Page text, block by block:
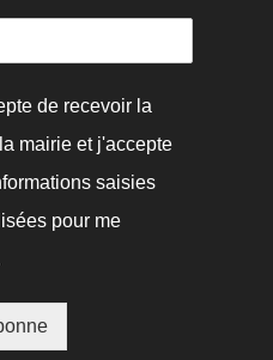
de recevoir la
mairie et j'accepte
saisies
pour me